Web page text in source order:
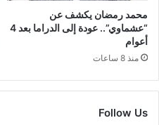
محمد رمضان يكشف عن
“عشماوي”.. عودة إلى الدراما بعد 4
أعوام
منذ 8 ساعات
Follow Us